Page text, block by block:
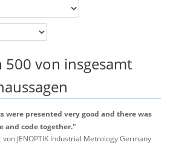
500 von insgesamt
were presented very good and there was
and code together."
JENOPTIK Industrial Metrology Germany